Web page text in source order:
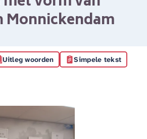
Monnickendam
Uitleg woorden Simpele tekst